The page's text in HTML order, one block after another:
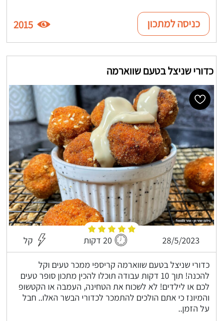
כניסה למתכון 2015
כדורי שניצל בטעם שווארמה
28/5/2023 20 דקות קל
כדורי שניצל בטעם שווארמה קריספי ממכר טעים וקל
להכנה! תוך 10 דקות עבודה תוכלו להכין מתכון סופר טעים
לכם או לילדים! לא לשכוח את הטחינה, העמבה או הקטשופ
והמיונז כי אתם הולכים להתמכר לכדורי הבשר האלו.. חבל
על הזמן..